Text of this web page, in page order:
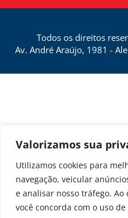
Valorizamos sua
Utilizamos cookies para
navegação, veicular
e analisar nosso tráfego.
você concorda com o uso de
Todos os direitos
Av. André Araújo, 1981 -